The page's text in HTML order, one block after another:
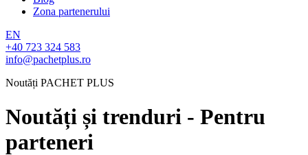
Zona partenerului
EN
+40 723 324 583
info@pachetplus.ro
Noutăți PACHET PLUS
Noutăți și trenduri - Pentru
parteneri